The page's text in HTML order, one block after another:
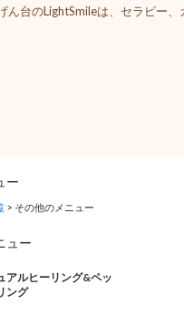
ん台のLightSmileは、セラピー
> その他のメニュー
アルヒーリング&ペッ
ング